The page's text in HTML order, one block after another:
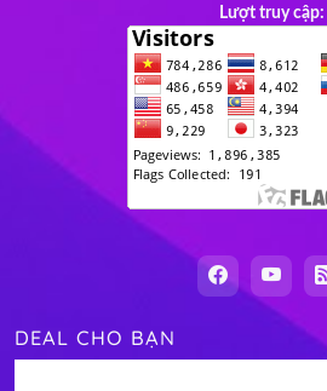
Lượt truy cập:
DEAL CHO BẠN